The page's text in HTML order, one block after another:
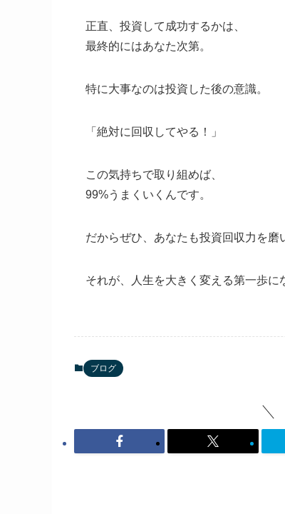
正直、投資して成功するかは、
最終的にはあなた次第。
特に大事なのは投資した後の意識。
「絶対に回収してやる！」
この気持ちで取り組めば、
99%うまくいくんです。
だからぜひ、あなたも投資回収力を磨
それが、人生を大きく変える第一歩に
ブログ